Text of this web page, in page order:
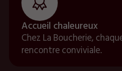
Accueil chaleureux
Chez La Boucherie,
rencontre conviviale.